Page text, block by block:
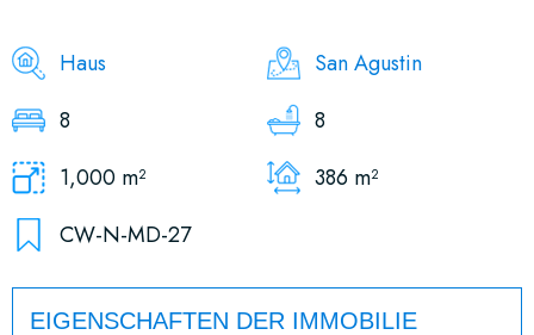
Haus
San Agustin
8
8
1,000 m²
386 m²
CW-N-MD-27
EIGENSCHAFTEN DER IMMOBILIE